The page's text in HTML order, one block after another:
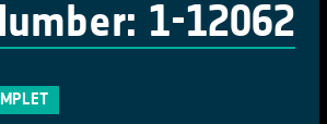
1-12062